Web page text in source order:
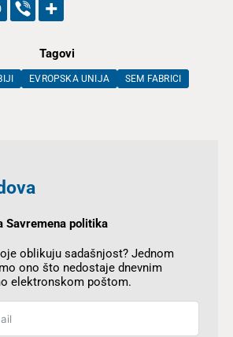
Tagovi
EVROPSKA UNIJA SEM FABRICI
Savremena politika
oblikuju sadašnjost? Jednom
ono što nedostaje dnevnim
elektronskom poštom.